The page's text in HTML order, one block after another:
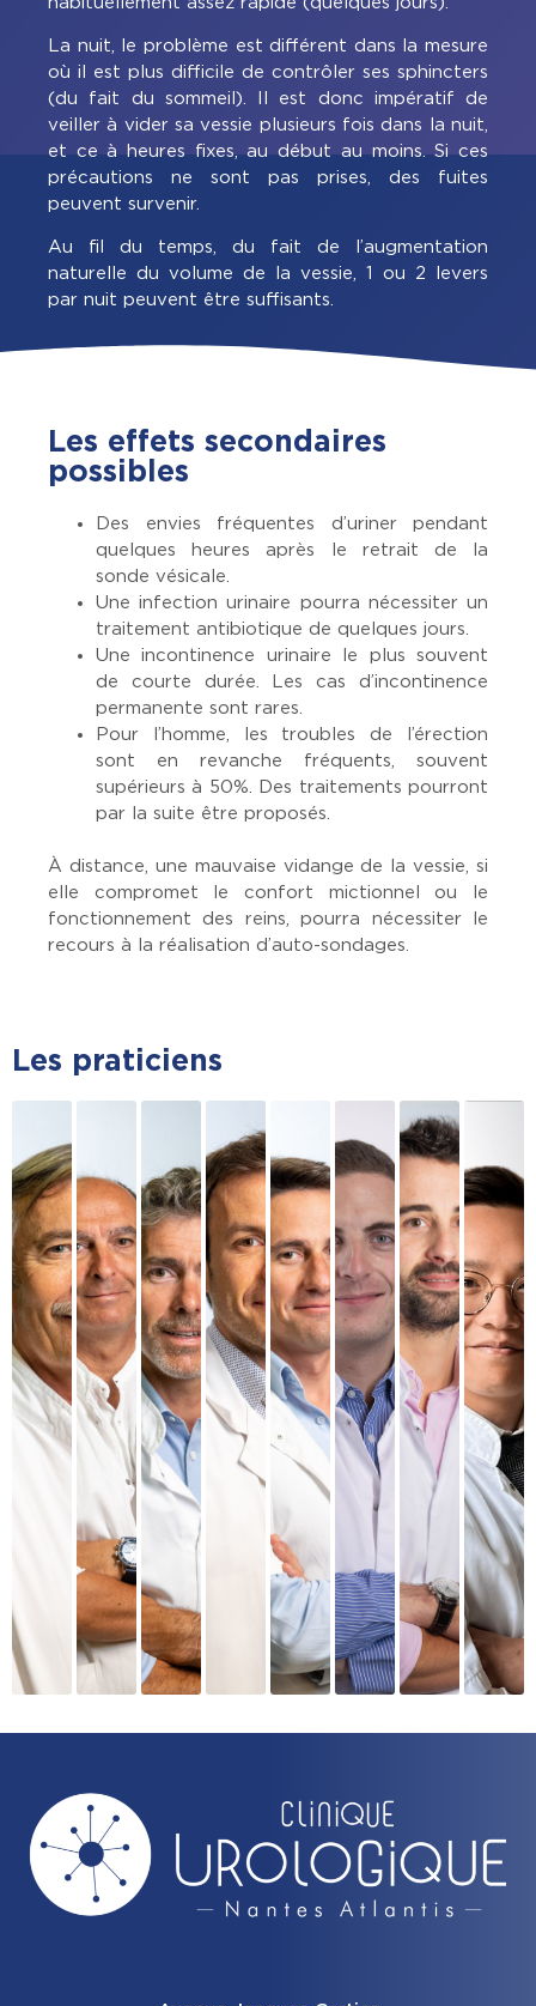
La nuit, le problème est différent dans la mesure
où il est plus difficile de contrôler ses sphincters
(du fait du sommeil). Il est donc impératif de
veiller à vider sa vessie plusieurs fois dans la nuit,
et ce à heures fixes, au début au moins. Si ces
précautions ne sont pas prises, des fuites
peuvent survenir.
Au fil du temps, du fait de l’augmentation
naturelle du volume de la vessie, 1 ou 2 levers
par nuit peuvent être suffisants.
Les effets secondaires
possibles
Des envies fréquentes d’uriner pendant
quelques heures après le retrait de la
sonde vésicale.
Une infection urinaire pourra nécessiter un
traitement antibiotique de quelques jours.
Une incontinence urinaire le plus souvent
de courte durée. Les cas d’incontinence
permanente sont rares.
Pour l’homme, les troubles de l’érection
sont en revanche fréquents, souvent
supérieurs à 50%. Des traitements pourront
par la suite être proposés.
À distance, une mauvaise vidange de la vessie, si
elle compromet le confort mictionnel ou le
fonctionnement des reins, pourra nécessiter le
recours à la réalisation d’auto-sondages.
Les praticiens